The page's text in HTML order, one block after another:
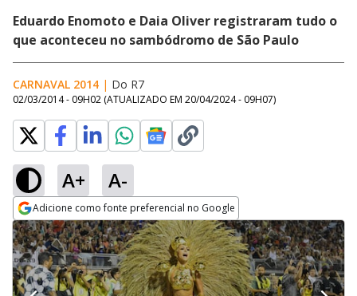
Eduardo Enomoto e Daia Oliver registraram tudo o
que aconteceu no sambódromo de São Paulo
CARNAVAL 2014 | Do R7
02/03/2014 - 09H02 (ATUALIZADO EM 20/04/2024 - 09H07)
A+ A-
Adicione como fonte preferencial no Google
Opens in new window